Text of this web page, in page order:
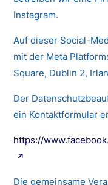
Instagram.
Auf dieser Social-
mit der Meta
Square, Dublin 2,
Der
ein Kontaktformular
https://
Die gemeinsame